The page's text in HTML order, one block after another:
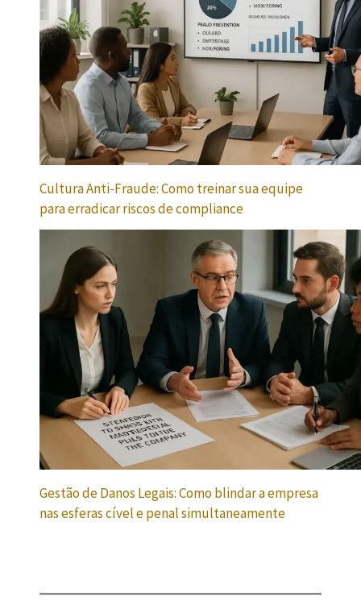
Cultura Anti-Fraude: Como treinar sua equipe
para erradicar riscos de compliance
Gestão de Danos Legais: Como blindar a empresa
nas esferas cível e penal simultaneamente